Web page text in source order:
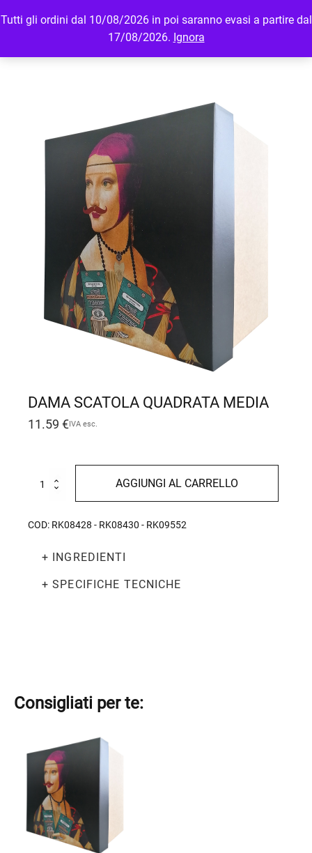
Tutti gli ordini dal 10/08/2026 in poi saranno evasi a partire dal
17/08/2026. Ignora
MENU LOGIN
DAMA SCATOLA QUADRATA MEDIA
11.59 €IVA esc.
scatola
quantità
AGGIUNGI AL CARRELLO
COD: RK08428 - RK08430 - RK09552
+ INGREDIENTI
+ SPECIFICHE TECNICHE
Consigliati per te: